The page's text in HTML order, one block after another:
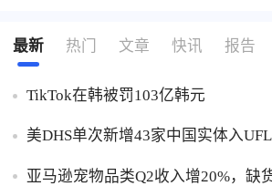
最新 热门 文章 快讯 报告
TikTok在韩被罚103亿韩元
美DHS单次新增43家中国实体入
亚马逊宠物品类Q2收入增20%，缺